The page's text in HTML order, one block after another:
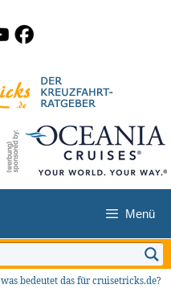
Menü
was bedeutet das für cruisetricks.de?